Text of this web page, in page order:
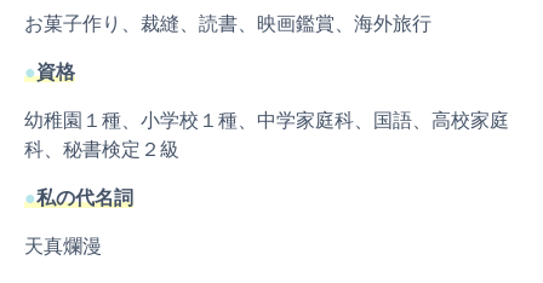
お菓子作り、裁縫、読書、映画鑑賞、海外旅行
●資格
幼稚園１種、小学校１種、中学家庭科、国語、高校家庭
科、秘書検定２級
●私の代名詞
天真爛漫